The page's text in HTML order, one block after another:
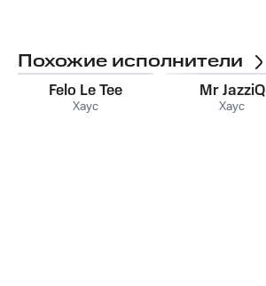
Похожие исполнители
Felo Le Tee
Хаус
Mr JazziQ
Хаус